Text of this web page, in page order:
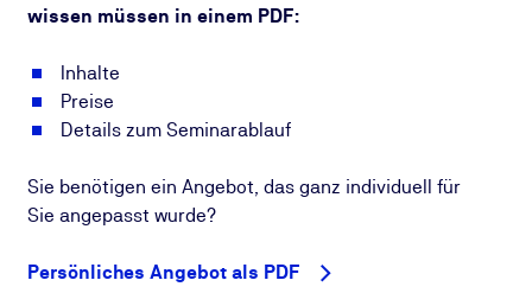
wissen müssen in einem PDF:
Inhalte
Preise
Details zum Seminarablauf
Sie benötigen ein Angebot, das ganz individuell für
Sie angepasst wurde?
Persönliches Angebot als PDF